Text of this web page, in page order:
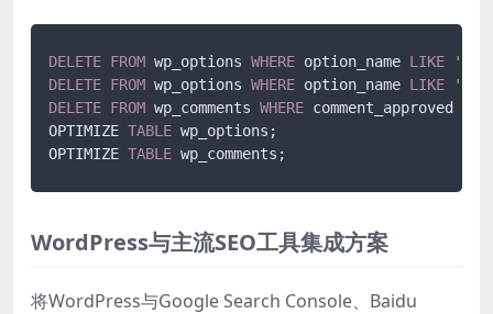
DELETE FROM wp_options WHERE option_name LIKE
DELETE FROM wp_options WHERE option_name LIKE
DELETE FROM wp_comments WHERE comment_approved
OPTIMIZE TABLE wp_options;
OPTIMIZE TABLE
WordPress与主流SEO工具集成方案
将WordPress与Google Search Console、Baidu